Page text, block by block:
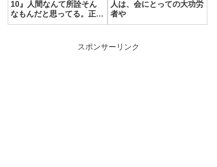
10』人間なんて所詮そん
なもんだと思ってる。正義
の定義なんて人それぞれ違
人は、会にとっての大功労
者や
スポンサーリンク